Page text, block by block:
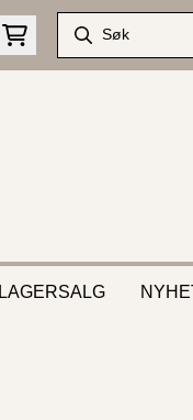
LAGERSALG